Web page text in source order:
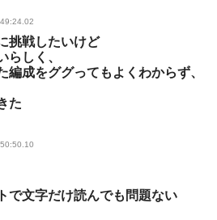
挑戦したいけど
らしく、
編成をググってもよくわからず、
た
で文字だけ読んでも問題ない